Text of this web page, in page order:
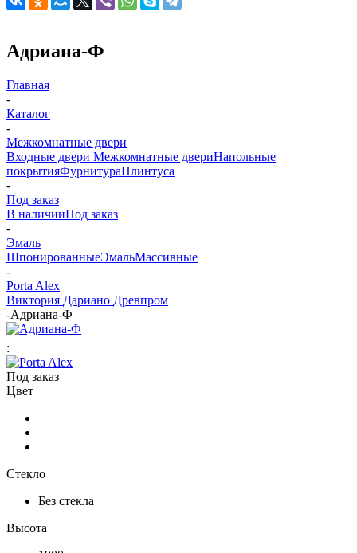
Адриана-Ф
Главная
-
Каталог
-
Межкомнатные двери
Входные двери Межкомнатные двериНапольные
покрытияФурнитураПлинтуса
-
Под заказ
В наличииПод заказ
-
Эмаль
ШпонированныеЭмальМассивные
-
Porta Alex
Виктория Дариано Древпром
-Адриана-Ф
:
Под заказ
Цвет
Стекло
Без стекла
Высота